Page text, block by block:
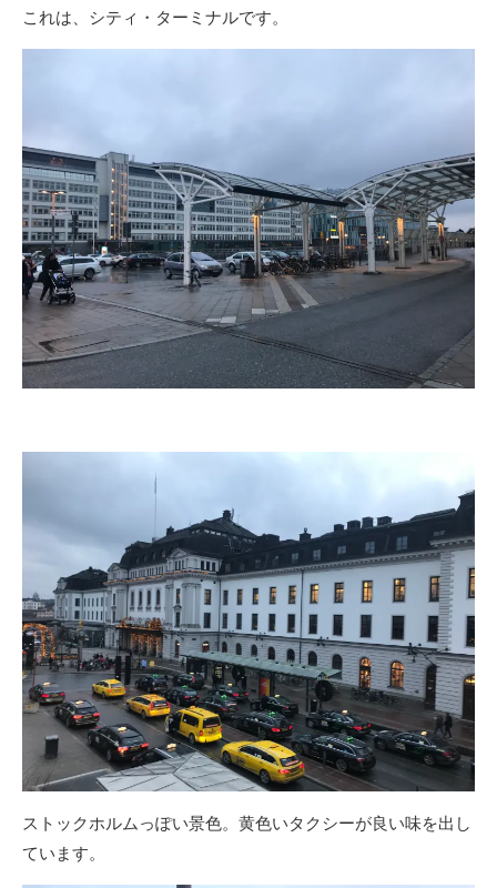
これは、シティ・ターミナルです。
ストックホルムっぽい景色。黄色いタクシーが良い味を出し
ています。